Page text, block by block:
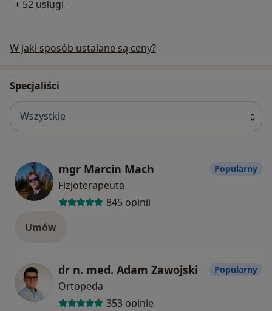
- Pacjenci ortopedyczni z bólami kręgosłupa i
stawów, po przeciążeniach i urazach.
- Pooperacyjni – po rekonstrukcjach i
- Sportowcy i osoby aktywne – od amatora do
wyczynu; testy „return-to-sport”, planowanie
obciążeń.
i wzorców ruchu.
+ 52 usługi
W jaki sposób ustalane są ceny?
Specjaliści
Wszystkie
mgr Marcin Mach
Fizjoterapeuta
845 opinii
Popularny
Umów
dr n. med. Adam Zawojski
Ortopeda
353 opinie
Popularny